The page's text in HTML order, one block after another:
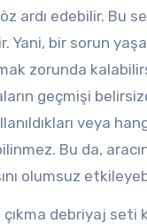
ardı edebilir. Bu
Yani, bir sorun
zorunda
geçmişi
veya
Bu da,
olumsuz
debriyaj seti